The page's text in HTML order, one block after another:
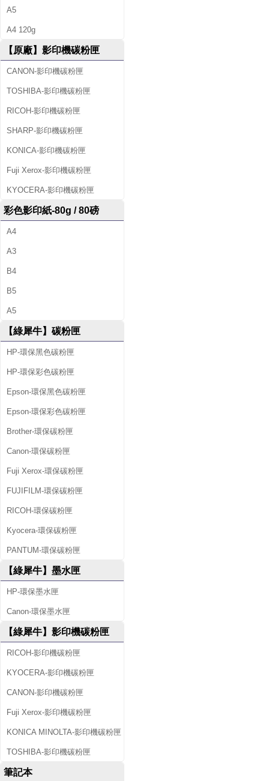
A5
A4 120g
【原廠】影印機碳粉匣
CANON-影印機碳粉匣
TOSHIBA-影印機碳粉匣
RICOH-影印機碳粉匣
SHARP-影印機碳粉匣
KONICA-影印機碳粉匣
Fuji Xerox-影印機碳粉匣
KYOCERA-影印機碳粉匣
彩色影印紙-80g / 80磅
A4
A3
B4
B5
A5
【綠犀牛】碳粉匣
HP-環保黑色碳粉匣
HP-環保彩色碳粉匣
Epson-環保黑色碳粉匣
Epson-環保彩色碳粉匣
Brother-環保碳粉匣
Canon-環保碳粉匣
Fuji Xerox-環保碳粉匣
FUJIFILM-環保碳粉匣
RICOH-環保碳粉匣
Kyocera-環保碳粉匣
PANTUM-環保碳粉匣
【綠犀牛】墨水匣
HP-環保墨水匣
Canon-環保墨水匣
【綠犀牛】影印機碳粉匣
RICOH-影印機碳粉匣
KYOCERA-影印機碳粉匣
CANON-影印機碳粉匣
Fuji Xerox-影印機碳粉匣
KONICA MINOLTA-影印機碳粉匣
TOSHIBA-影印機碳粉匣
筆記本